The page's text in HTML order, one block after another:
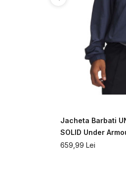
Jacheta Barbati
SOLID Under
659,99 Lei